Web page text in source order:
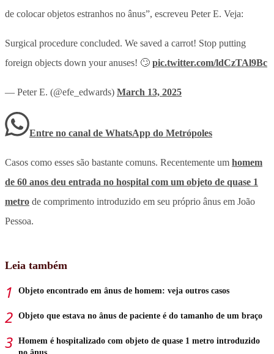
de colocar objetos estranhos no ânus”, escreveu Peter E. Veja:
Surgical procedure concluded. We saved a carrot! Stop putting
foreign objects down your anuses! 🙄 pic.twitter.com/ldCzTAl9Bc
— Peter E. (@efe_edwards) March 13, 2025
Entre no canal de WhatsApp do Metrópoles
Casos como esses são bastante comuns. Recentemente um homem
de 60 anos deu entrada no hospital com um objeto de quase 1
metro de comprimento introduzido em seu próprio ânus em João
Pessoa.
Leia também
Objeto encontrado em ânus de homem: veja outros casos
Objeto que estava no ânus de paciente é do tamanho de um braço
Homem é hospitalizado com objeto de quase 1 metro introduzido